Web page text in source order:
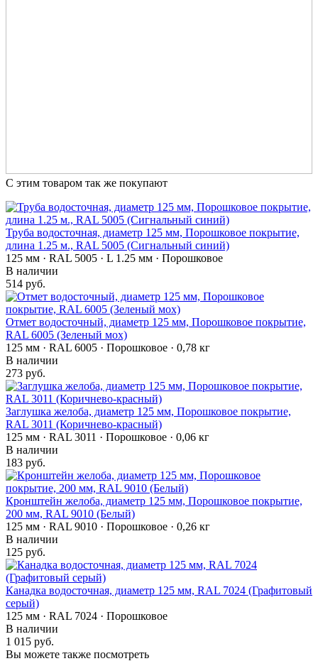
С этим товаром так же покупают
Труба водосточная, диаметр 125 мм, Порошковое покрытие,
длина 1.25 м., RAL 5005 (Сигнальный синий)
125 мм · RAL 5005 · L 1.25 мм · Порошковое
В наличии
514 руб.
Отмет водосточный, диаметр 125 мм, Порошковое покрытие,
RAL 6005 (Зеленый мох)
125 мм · RAL 6005 · Порошковое · 0,78 кг
В наличии
273 руб.
Заглушка желоба, диаметр 125 мм, Порошковое покрытие,
RAL 3011 (Коричнево-красный)
125 мм · RAL 3011 · Порошковое · 0,06 кг
В наличии
183 руб.
Кронштейн желоба, диаметр 125 мм, Порошковое покрытие,
200 мм, RAL 9010 (Белый)
125 мм · RAL 9010 · Порошковое · 0,26 кг
В наличии
125 руб.
Канадка водосточная, диаметр 125 мм, RAL 7024 (Графитовый
серый)
125 мм · RAL 7024 · Порошковое
В наличии
1 015 руб.
Вы можете также посмотреть